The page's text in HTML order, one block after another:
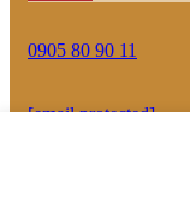
0905 80 90 11
[email protected]